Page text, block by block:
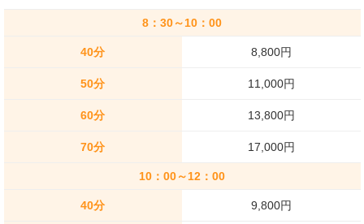
8：30～10：00
40分 8,800円
50分 11,000円
60分 13,800円
70分 17,000円
10：00～12：00
40分 9,800円